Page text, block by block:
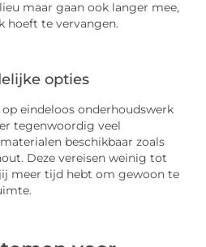
maar gaan ook langer mee,
hoeft te vervangen.
opties
eindeloos onderhoudswerk
tegenwoordig veel
beschikbaar zoals
Deze vereisen weinig tot
meer tijd hebt om gewoon te